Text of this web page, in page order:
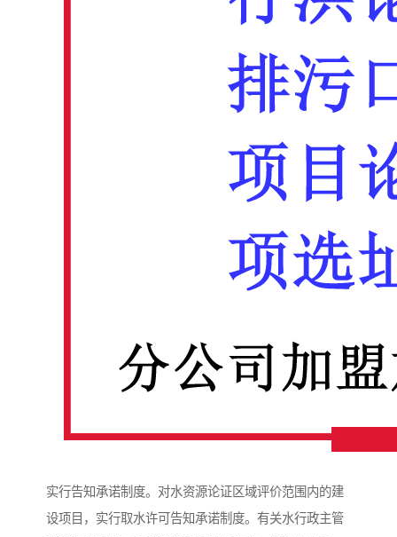
实行告知承诺制度。对水资源论证区域评价范围内的建
设项目，实行取水许可告知承诺制度。有关水行政主管